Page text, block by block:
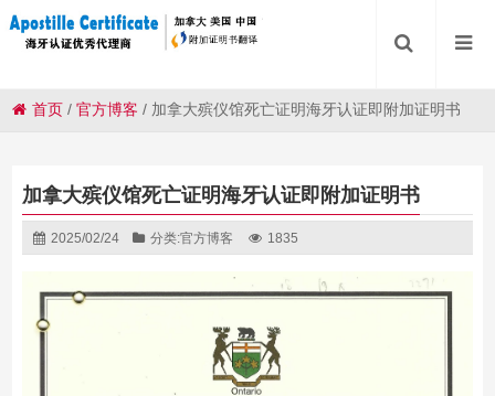
首页 /官方博客 / 加拿大殡仪馆死亡证明海牙认证即附加证明书
加拿大殡仪馆死亡证明海牙认证即附加证明书
2025/02/24 分类:官方博客 1835